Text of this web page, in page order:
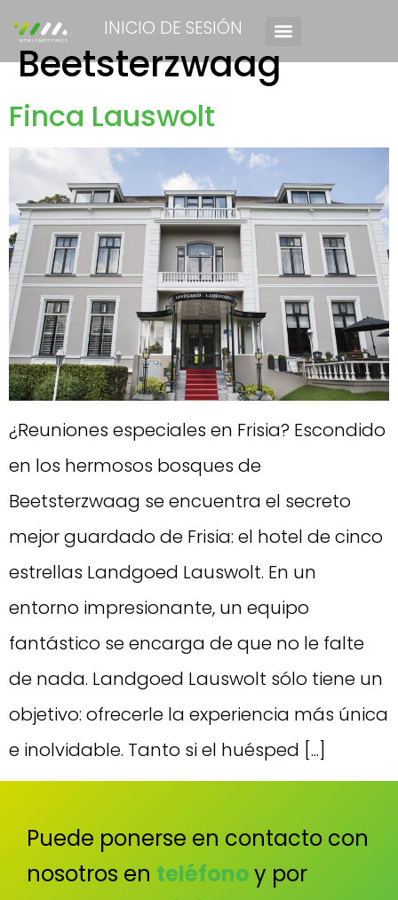
INICIO DE SESIÓN
Beetsterzwaag
Finca Lauswolt
¿Reuniones especiales en Frisia? Escondido
en los hermosos bosques de
Beetsterzwaag se encuentra el secreto
mejor guardado de Frisia: el hotel de cinco
estrellas Landgoed Lauswolt. En un
entorno impresionante, un equipo
fantástico se encarga de que no le falte
de nada. Landgoed Lauswolt sólo tiene un
objetivo: ofrecerle la experiencia más única
e inolvidable. Tanto si el huésped [...]
Puede ponerse en contacto con
nosotros en teléfonoy por